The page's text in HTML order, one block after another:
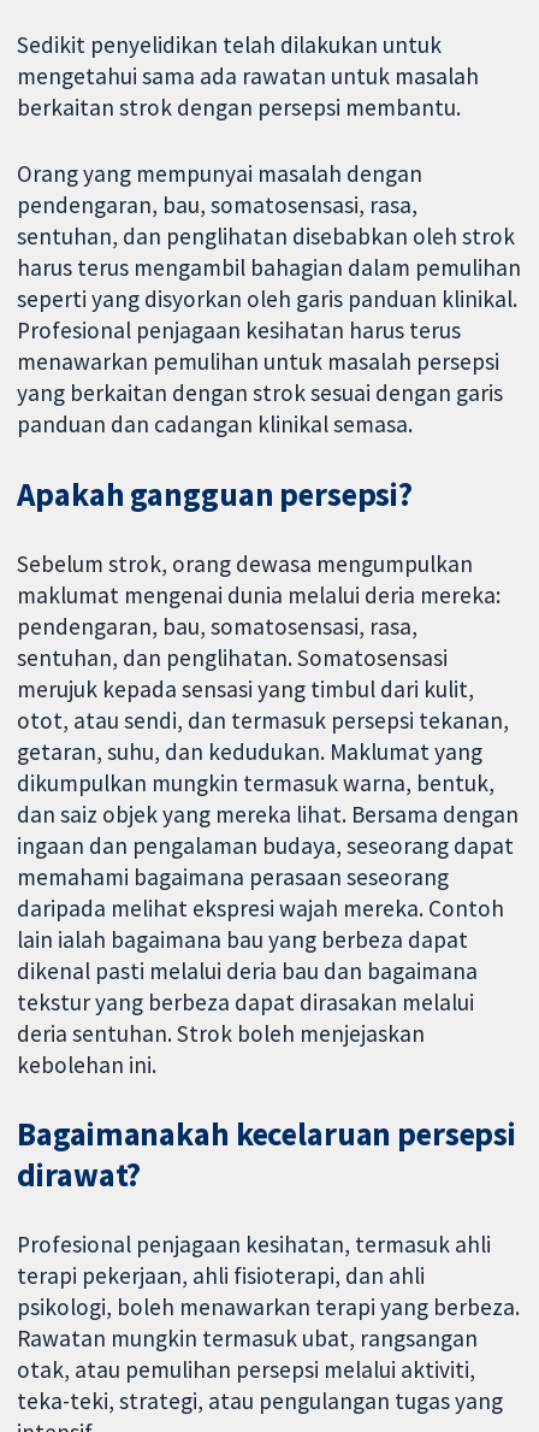
Sedikit penyelidikan telah dilakukan untuk
mengetahui sama ada rawatan untuk masalah
berkaitan strok dengan persepsi membantu.
Orang yang mempunyai masalah dengan
pendengaran, bau, somatosensasi, rasa,
sentuhan, dan penglihatan disebabkan oleh strok
harus terus mengambil bahagian dalam pemulihan
seperti yang disyorkan oleh garis panduan klinikal.
Profesional penjagaan kesihatan harus terus
menawarkan pemulihan untuk masalah persepsi
yang berkaitan dengan strok sesuai dengan garis
panduan dan cadangan klinikal semasa.
Apakah gangguan persepsi?
Sebelum strok, orang dewasa mengumpulkan
maklumat mengenai dunia melalui deria mereka:
pendengaran, bau, somatosensasi, rasa,
sentuhan, dan penglihatan. Somatosensasi
merujuk kepada sensasi yang timbul dari kulit,
otot, atau sendi, dan termasuk persepsi tekanan,
getaran, suhu, dan kedudukan. Maklumat yang
dikumpulkan mungkin termasuk warna, bentuk,
dan saiz objek yang mereka lihat. Bersama dengan
ingaan dan pengalaman budaya, seseorang dapat
memahami bagaimana perasaan seseorang
daripada melihat ekspresi wajah mereka. Contoh
lain ialah bagaimana bau yang berbeza dapat
dikenal pasti melalui deria bau dan bagaimana
tekstur yang berbeza dapat dirasakan melalui
deria sentuhan. Strok boleh menjejaskan
kebolehan ini.
Bagaimanakah kecelaruan persepsi
dirawat?
Profesional penjagaan kesihatan, termasuk ahli
terapi pekerjaan, ahli fisioterapi, dan ahli
psikologi, boleh menawarkan terapi yang berbeza.
Rawatan mungkin termasuk ubat, rangsangan
otak, atau pemulihan persepsi melalui aktiviti,
teka-teki, strategi, atau pengulangan tugas yang